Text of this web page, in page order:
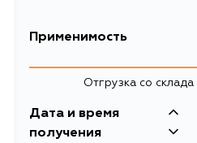
Высота упаковки, мм
0.14
Объем упаковки, л
Применимость
Кузов
VCV10, MCV10
Toyota
Отгрузка со
Дата и время
получения